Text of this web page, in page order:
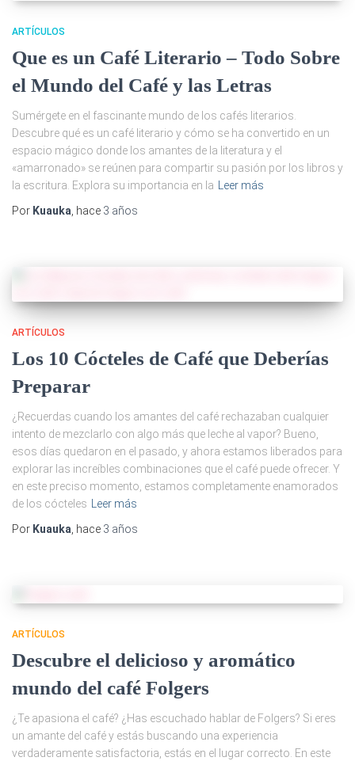
ARTÍCULOS
Que es un Café Literario – Todo Sobre
el Mundo del Café y las Letras
Sumérgete en el fascinante mundo de los cafés literarios.
Descubre qué es un café literario y cómo se ha convertido en un
espacio mágico donde los amantes de la literatura y el
«amarronado» se reúnen para compartir su pasión por los libros y
la escritura. Explora su importancia en la
Leer más
Por Kuauka , hace 3 años
ARTÍCULOS
Los 10 Cócteles de Café que Deberías
Preparar
¿Recuerdas cuando los amantes del café rechazaban cualquier
intento de mezclarlo con algo más que leche al vapor? Bueno,
esos días quedaron en el pasado, y ahora estamos liberados para
explorar las increíbles combinaciones que el café puede ofrecer. Y
en este preciso momento, estamos completamente enamorados
de los cócteles
Leer más
Por Kuauka , hace 3 años
ARTÍCULOS
Descubre el delicioso y aromático
mundo del café Folgers
¿Te apasiona el café? ¿Has escuchado hablar de Folgers? Si eres
un amante del café y estás buscando una experiencia
verdaderamente satisfactoria, estás en el lugar correcto. En este